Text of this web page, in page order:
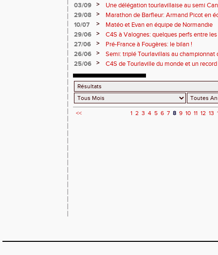
03/09
>
Une délégation tourlavillaise au semi
29/08
>
Marathon de Barfleur: Armand Picot en
10/07
>
Matéo et Evan en équipe de Normandie
29/06
>
C4S à Valognes: quelques perfs entre
27/06
>
Pré-France à Fougères: le bilan !
26/06
>
Semi: triplé Tourlavillais au championnat
25/06
>
C4S de Tourlaville du monde et un
<< 1 2 3 4 5 6 7 8 9 10 11 12 13